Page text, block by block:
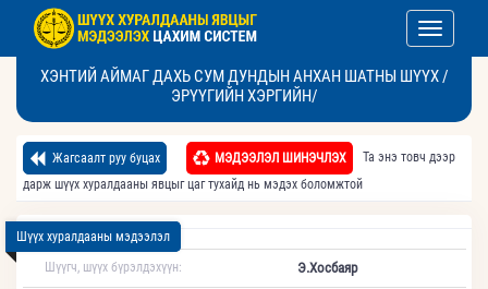
Toggle
ХЭНТИЙ АЙМАГ ДАХЬ СУМ ДУНДЫН АНХАН ШАТНЫ ШҮҮХ /
ЭРҮҮГИЙН ХЭРГИЙН/
Жагсаалт руу буцах МЭДЭЭЛЭЛ ШИНЭЧЛЭХ
Та энэ товч дээр
дарж шүүх хуралдааны явцыг цаг тухайд нь мэдэх боломжтой
Шүүх хуралдааны мэдээлэл
Шүүгч, шүүх бүрэлдэхүүн:
Э.Хосбаяр